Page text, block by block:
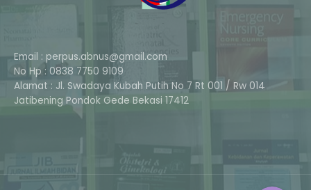
Email : perpus.abnus@gmail.com
No Hp : 0838 7750 9109
Alamat : Jl. Swadaya Kubah Putih No 7 Rt 001 / Rw 014
Jatibening Pondok Gede Bekasi 17412